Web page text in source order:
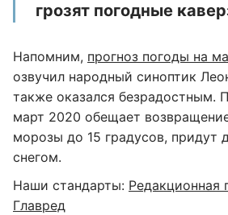
грозят погодные
Напомним, прогноз погоды на
озвучил народный синоптик
также оказался безрадостным.
март 2020 обещает
морозы до 15 градусов,
снегом.
Наши стандарты: Редакционная
Главред